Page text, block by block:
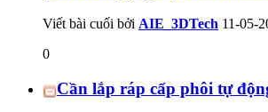
Viết bài cuối bởi AIE_3DTech 11-05-
0
Cần lắp ráp cấp phôi tự